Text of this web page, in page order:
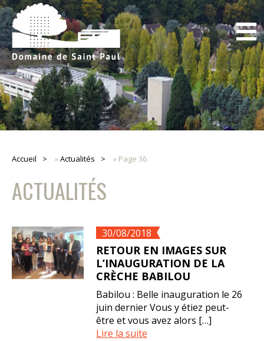
Accueil »Actualités » Page 36
ACTUALITÉS
30/08/2018
RETOUR EN IMAGES SUR
L’INAUGURATION DE LA
CRÈCHE BABILOU
Babilou : Belle inauguration le 26
juin dernier Vous y étiez peut-
être et vous avez alors […]
Lire la suite